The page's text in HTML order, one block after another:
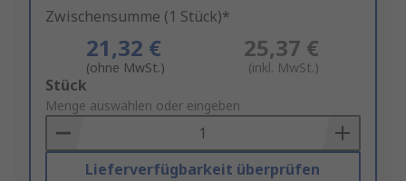
Zwischensumme (1 Stück)*
21,32 €
(ohne MwSt.)
25,37 €
(inkl. MwSt.)
Add
to
Basket
Stück
Menge auswählen oder eingeben
Lieferverfügbarkeit überprüfen